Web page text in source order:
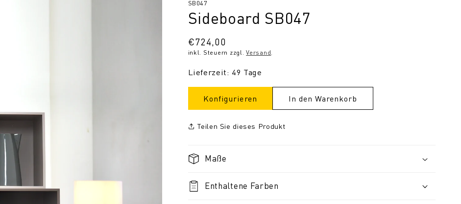
SKU:
SB047
Sideboard SB047
Normaler
Preis
€724,00
inkl. Steuern zzgl.Versand.
Lieferzeit: 49 Tage
Konfigurieren In den Warenkorb
Teilen Sie dieses Produkt
Maße
Enthaltene Farben